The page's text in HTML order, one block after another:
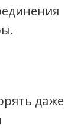
даже